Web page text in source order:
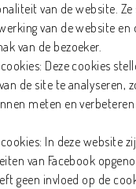
van de website. Ze
van de website
van de bezoeker.
Deze cookies
de site te analyseren,
meten en verbeteren
In deze website
van Facebook
geen invloed op de